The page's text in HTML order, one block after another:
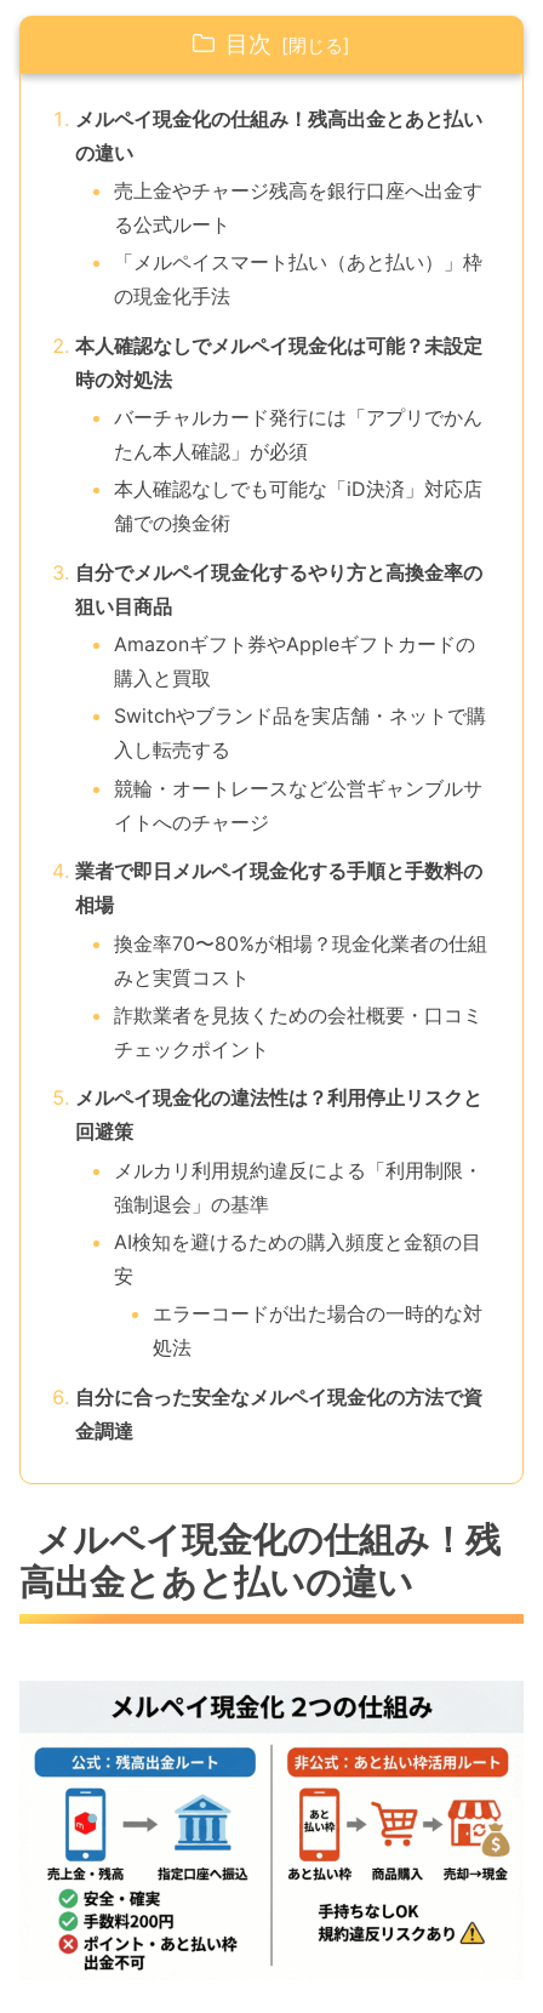
目次
メルペイ現金化の仕組み！残高出金とあと払い
の違い
売上金やチャージ残高を銀行口座へ出金す
る公式ルート
「メルペイスマート払い（あと払い）」枠
の現金化手法
本人確認なしでメルペイ現金化は可能？未設定
時の対処法
バーチャルカード発行には「アプリでかん
たん本人確認」が必須
本人確認なしでも可能な「iD決済」対応店
舗での換金術
自分でメルペイ現金化するやり方と高換金率の
狙い目商品
Amazonギフト券やAppleギフトカードの
購入と買取
Switchやブランド品を実店舗・ネットで購
入し転売する
競輪・オートレースなど公営ギャンブルサ
イトへのチャージ
業者で即日メルペイ現金化する手順と手数料の
相場
換金率70〜80%が相場？現金化業者の仕組
みと実質コスト
詐欺業者を見抜くための会社概要・口コミ
チェックポイント
メルペイ現金化の違法性は？利用停止リスクと
回避策
メルカリ利用規約違反による「利用制限・
強制退会」の基準
AI検知を避けるための購入頻度と金額の目
安
エラーコードが出た場合の一時的な対
処法
自分に合った安全なメルペイ現金化の方法で資
金調達
メルペイ現金化の仕組み！残
高出金とあと払いの違い